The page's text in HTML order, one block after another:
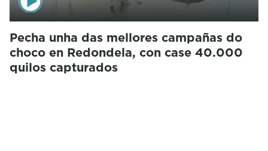
Pecha unha das mellores campañas do
choco en Redondela, con case 40.000
quilos capturados